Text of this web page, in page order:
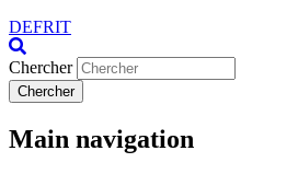
DEFRIT
Chercher
Chercher
Main navigation